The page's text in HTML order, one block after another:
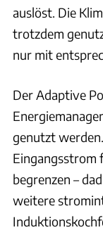
auslöst. Die
trotzdem
nur mit
Der Adaptive
genutzt
Eingangsstrom
begrenzen –
weitere